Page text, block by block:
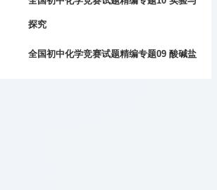
探究
全国初中化学竞赛试题精编专题09 酸碱盐